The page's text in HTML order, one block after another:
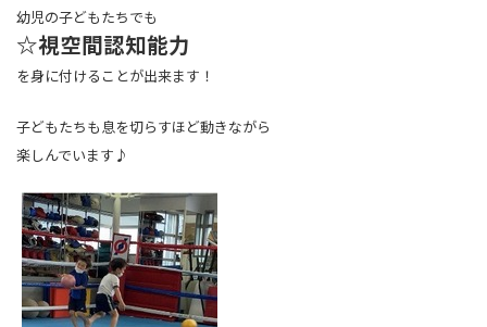
幼児の子どもたちでも
☆視空間認知能力
を身に付けることが出来ます！
子どもたちも息を切らすほど動きながら
楽しんでいます♪